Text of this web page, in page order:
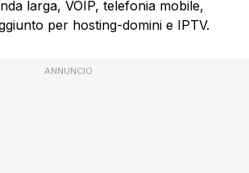
larga, VOIP, telefonia mobile,
per hosting-domini e IPTV.
ANNUNCIO